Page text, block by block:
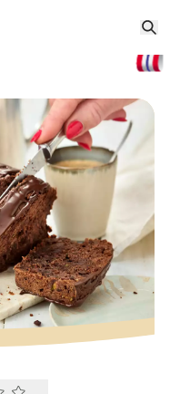
rating 0.0. Click to rate.